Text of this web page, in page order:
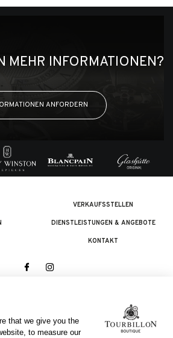
MEHR INFORMATIONEN?
ANFORDERN
VERKAUFSSTELLEN
DIENSTLEISTUNGEN & ANGEBOTE
KONTAKT